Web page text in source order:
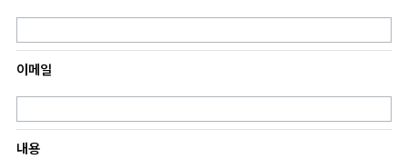
이메일
내용